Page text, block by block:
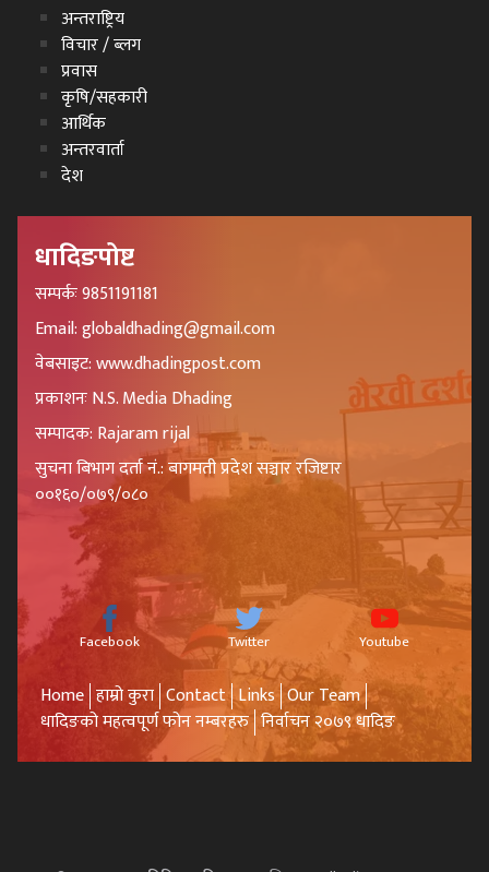
अन्तराष्ट्रिय
विचार / ब्लग
प्रवास
कृषि/सहकारी
आर्थिक
अन्तरवार्ता
देश
धादिङपोष्ट
सम्पर्कः 9851191181
Email: globaldhading@gmail.com
वेबसाइट: www.dhadingpost.com
प्रकाशनः N.S. Media Dhading
सम्पादक: Rajaram rijal
सुचना बिभाग दर्ता नं.: बागमती प्रदेश सञ्चार रजिष्टार
००१६०/०७९/०८०
Facebook Twitter Youtube
Home हाम्रो कुरा Contact Links Our Team
धादिङको महत्वपूर्ण फोन नम्बरहरु निर्वाचन २०७९ धादिङ